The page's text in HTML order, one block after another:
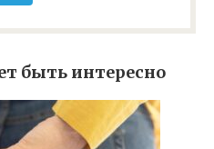
быть интересно